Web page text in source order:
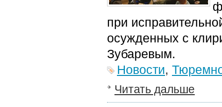
при
осужденных с
Зубаревым.
Новости,
Читать дальше